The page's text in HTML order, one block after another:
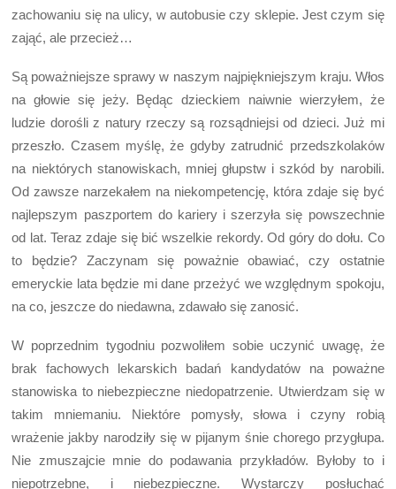
zachowaniu się na ulicy, w autobusie czy sklepie. Jest czym się
zająć, ale przecież…
Są poważniejsze sprawy w naszym najpiękniejszym kraju. Włos
na głowie się jeży. Będąc dzieckiem naiwnie wierzyłem, że
ludzie dorośli z natury rzeczy są rozsądniejsi od dzieci. Już mi
przeszło. Czasem myślę, że gdyby zatrudnić przedszkolaków
na niektórych stanowiskach, mniej głupstw i szkód by narobili.
Od zawsze narzekałem na niekompetencję, która zdaje się być
najlepszym paszportem do kariery i szerzyła się powszechnie
od lat. Teraz zdaje się bić wszelkie rekordy. Od góry do dołu. Co
to będzie? Zaczynam się poważnie obawiać, czy ostatnie
emeryckie lata będzie mi dane przeżyć we względnym spokoju,
na co, jeszcze do niedawna, zdawało się zanosić.
W poprzednim tygodniu pozwoliłem sobie uczynić uwagę, że
brak fachowych lekarskich badań kandydatów na poważne
stanowiska to niebezpieczne niedopatrzenie. Utwierdzam się w
takim mniemaniu. Niektóre pomysły, słowa i czyny robią
wrażenie jakby narodziły się w pijanym śnie chorego przygłupa.
Nie zmuszajcie mnie do podawania przykładów. Byłoby to i
niepotrzebne, i niebezpieczne. Wystarczy posłuchać